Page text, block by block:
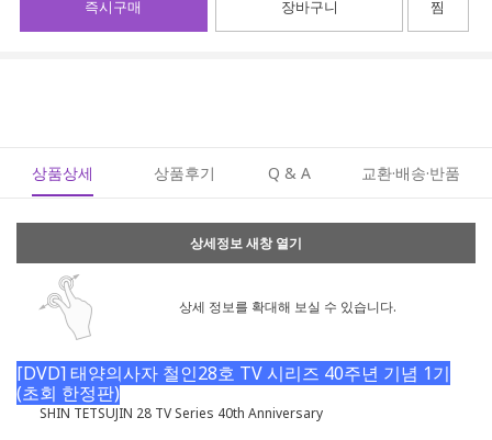
장바구니
즉시구매 찜
상품상세 상품후기 Q & A 교환·배송·반품
상세정보 새창 열기
상세 정보를 확대해 보실 수 있습니다.
[DVD] 태양의사자 철인28호 TV 시리즈 40주년 기념 1기
(초회 한정판)
SHIN TETSUJIN 28 TV Series 40th Anniversary